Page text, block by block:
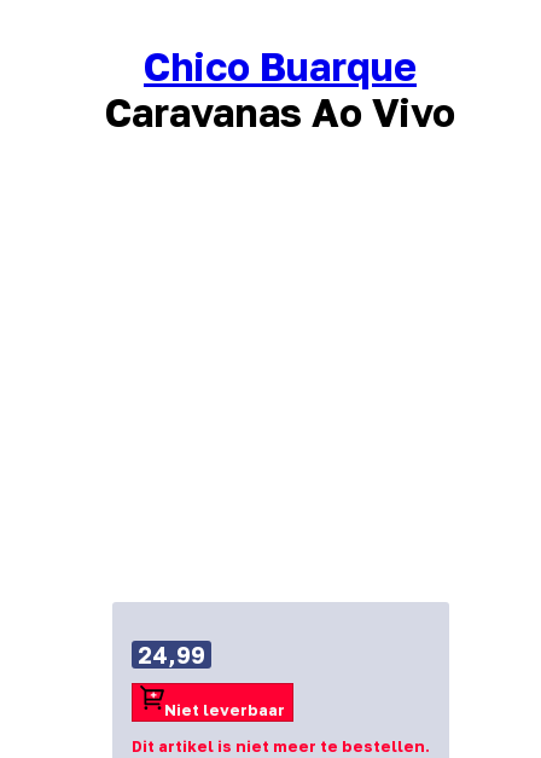
Chico Buarque
Caravanas Ao Vivo
24,99
Niet leverbaar
Dit artikel is niet meer te bestellen.